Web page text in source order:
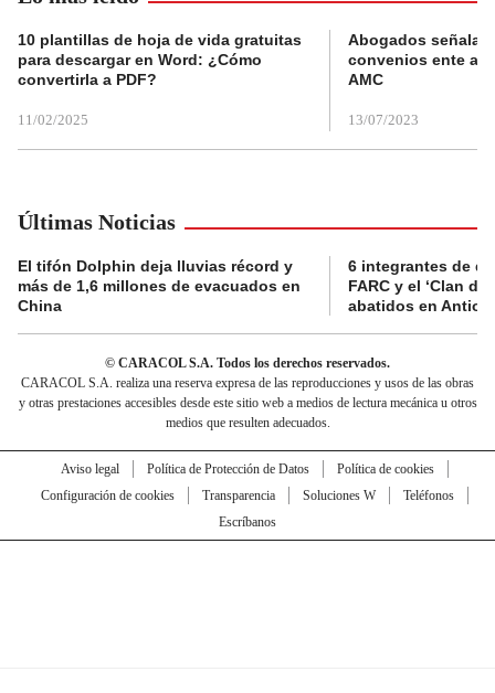
10 plantillas de hoja de vida gratuitas
para descargar en Word: ¿Cómo
convertirla a PDF?
11/02/2025
Abogados
convenios ente
AMC
13/07/2023
Últimas Noticias
El tifón Dolphin deja lluvias récord y
más de 1,6 millones de evacuados en
China
6 integrantes de
FARC y el ‘Clan
abatidos en
© CARACOL S.A. Todos los derechos reservados.
CARACOL S.A. realiza una reserva expresa de las reproducciones y usos de las obras
y otras prestaciones accesibles desde este sitio web a medios de lectura mecánica u otros
medios que resulten adecuados.
Aviso legal Política de Protección de Datos
Política de cookies
Configuración de cookies
Transparencia Soluciones W
Teléfonos
Escríbanos